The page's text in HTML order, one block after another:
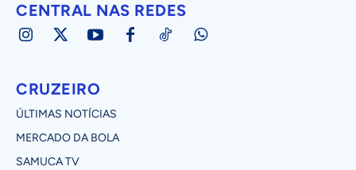
CENTRAL NAS REDES
CRUZEIRO
ÚLTIMAS NOTÍCIAS
MERCADO DA BOLA
SAMUCA TV